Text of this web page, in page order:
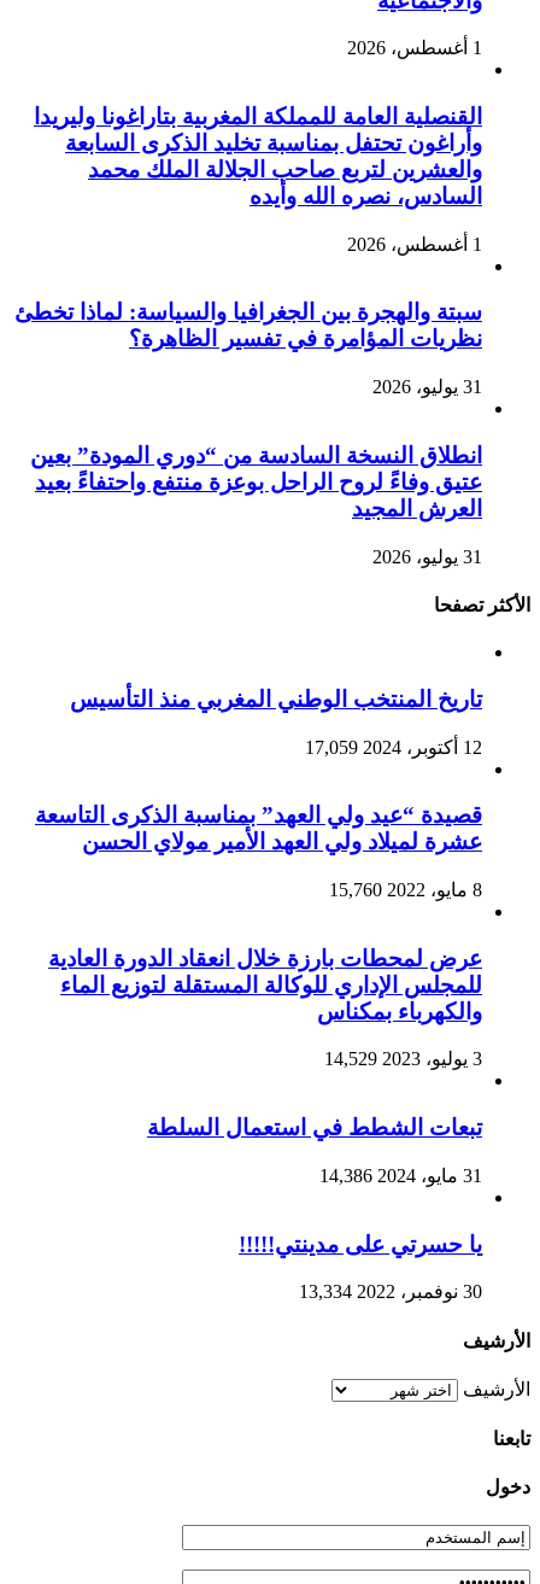
1 أغسطس، 2026
القنصلية العامة للمملكة المغربية بتاراغونا وليريدا
وأراغون تحتفل بمناسبة تخليد الذكرى السابعة
والعشرين لتربع صاحب الجلالة الملك محمد
السادس، نصره الله وأيده
1 أغسطس، 2026
سبتة والهجرة بين الجغرافيا والسياسة: لماذا تخطئ
نظريات المؤامرة في تفسير الظاهرة؟
31 يوليو، 2026
انطلاق النسخة السادسة من “دوري المودة” بعين
عتيق وفاءً لروح الراحل بوعزة منتفع واحتفاءً بعيد
العرش المجيد
31 يوليو، 2026
الأكثر تصفحا
تاريخ المنتخب الوطني المغربي منذ التأسيس
12 أكتوبر، 2024 17,059
قصيدة “عيد ولي العهد” بمناسبة الذكرى التاسعة
عشرة لميلاد ولي العهد الأمير مولاي الحسن
8 مايو، 2022 15,760
عرض لمحطات بارزة خلال انعقاد الدورة العادية
للمجلس الإداري للوكالة المستقلة لتوزيع الماء
والكهرباء بمكناس
3 يوليو، 2023 14,529
تبعات الشطط في استعمال السلطة
31 مايو، 2024 14,386
يا حسرتي على مدينتي!!!!!
30 نوفمبر، 2022 13,334
الأرشيف
الأرشيف
تابعنا
دخول